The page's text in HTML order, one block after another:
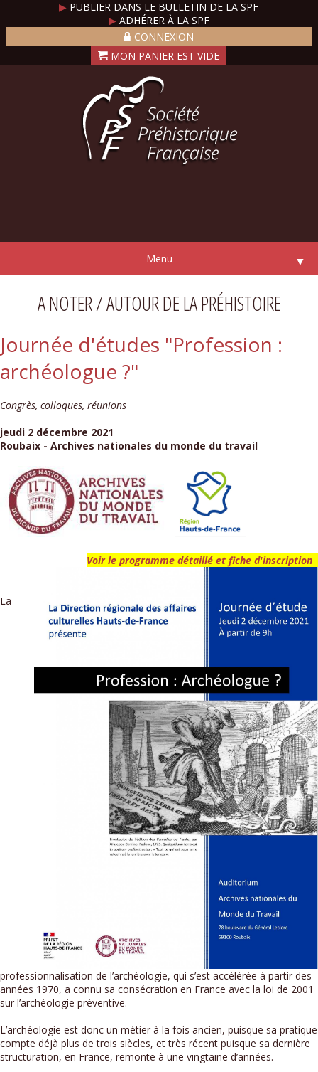
▶ PUBLIER DANS LE BULLETIN DE LA SPF
▶ADHÉRER À LA SPF
CONNEXION
Menu ▼
A NOTER / AUTOUR DE LA PRÉHISTOIRE
Journée d'études "Profession :
archéologue ?"
Congrès, colloques, réunions
jeudi 2 décembre 2021
Roubaix - Archives nationales du monde du travail
Voir le programme détaillé et fiche d'inscription
La
professionnalisation de l’archéologie, qui s’est accélérée à partir des
années 1970, a connu sa consécration en France avec la loi de 2001
sur l’archéologie préventive.
L’archéologie est donc un métier à la fois ancien, puisque sa pratique
compte déjà plus de trois siècles, et très récent puisque sa dernière
structuration, en France, remonte à une vingtaine d’années.